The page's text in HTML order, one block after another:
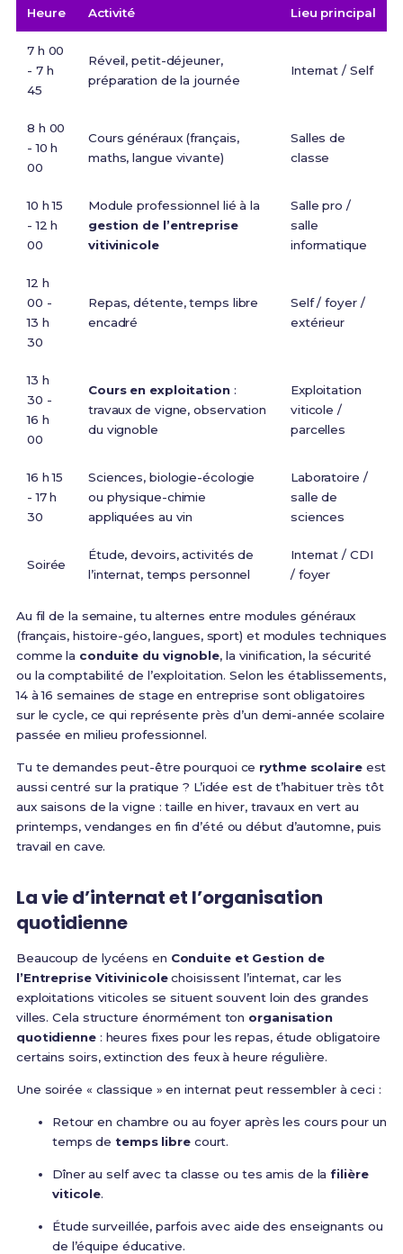
Heure Activité Lieu principal
7 h 00
- 7 h
45
Réveil, petit-déjeuner,
préparation de la journée
Internat / Self
8 h 00
- 10 h
00
Cours généraux (français,
maths, langue vivante)
Salles de
classe
10 h 15
- 12 h
00
Module professionnel lié à la
gestion de l’entreprise
vitivinicole
Salle pro /
salle
informatique
12 h
00 -
13 h
30
Repas, détente, temps libre
encadré
Self / foyer /
extérieur
13 h
30 -
16 h
00
Cours en exploitation:
travaux de vigne, observation
du vignoble
Exploitation
viticole /
parcelles
16 h 15
- 17 h
30
Sciences, biologie-écologie
ou physique-chimie
appliquées au vin
Laboratoire /
salle de
sciences
Soirée
Étude, devoirs, activités de
l’internat, temps personnel
Internat / CDI
/ foyer
Au fil de la semaine, tu alternes entre modules généraux
(français, histoire-géo, langues, sport) et modules techniques
comme la conduite du vignoble, la vinification, la sécurité
ou la comptabilité de l’exploitation. Selon les établissements,
14 à 16 semaines de stage en entreprise sont obligatoires
sur le cycle, ce qui représente près d’un demi-année scolaire
passée en milieu professionnel.
Tu te demandes peut-être pourquoi ce rythme scolaireest
aussi centré sur la pratique ? L’idée est de t’habituer très tôt
aux saisons de la vigne : taille en hiver, travaux en vert au
printemps, vendanges en fin d’été ou début d’automne, puis
travail en cave.
La vie d’internat et l’organisation
quotidienne
Beaucoup de lycéens en Conduite et Gestion de
l’Entreprise Vitivinicolechoisissent l’internat, car les
exploitations viticoles se situent souvent loin des grandes
villes. Cela structure énormément ton organisation
quotidienne: heures fixes pour les repas, étude obligatoire
certains soirs, extinction des feux à heure régulière.
Une soirée « classique » en internat peut ressembler à ceci :
Retour en chambre ou au foyer après les cours pour un
temps detemps librecourt.
Dîner au self avec ta classe ou tes amis de lafilière
viticole.
Étude surveillée, parfois avec aide des enseignants ou
de l’équipe éducative.